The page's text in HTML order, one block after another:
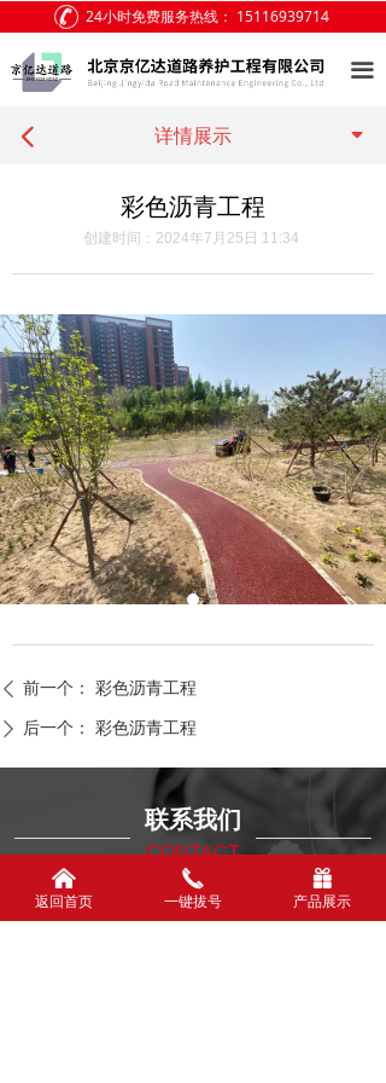
끀
网站首页
关于我们
产品展示
新闻中心
联系我们
24小时免费服务热线： 15116939714
彩色沥青工程
创建时间： 2024年7月25日 11:34
详情展示
넳 끙
ꄴ 前一个： 彩色沥青工程
ꄲ 后一个： 彩色沥青工程
联系我们
CONTACT
北京京亿达道路养护工程有限公司
낀
返回首页
끅
一键拔号
끣
产品展示